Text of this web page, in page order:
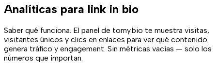
Analíticas para link in bio
Saber qué funciona. El panel de tomy.bio te muestra visitas,
visitantes únicos y clics en enlaces para ver qué contenido
genera tráfico y engagement. Sin métricas vacías — solo los
números que importan.